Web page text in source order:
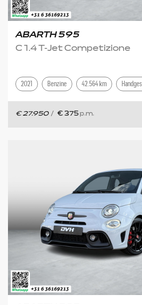
ABARTH 595
C 1.4 T-Jet Competizione
2021 Benzine 42.564 km
€ 27.950 / € 375p.m.